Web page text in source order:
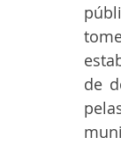
de